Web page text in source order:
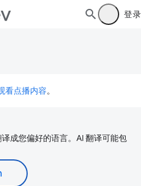
登录
看点播内容。
成您偏好的语言。AI 翻译可能包